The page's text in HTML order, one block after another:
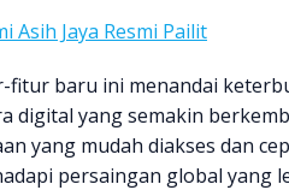
Asih Jaya Resmi Pailit
fitur baru ini menandai
digital yang semakin
yang mudah diakses dan
persaingan global